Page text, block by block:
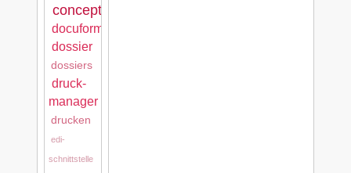
concept_mps
docuform
dossier
dossiers
druck-
manager
drucken
edi-
schnittstelle